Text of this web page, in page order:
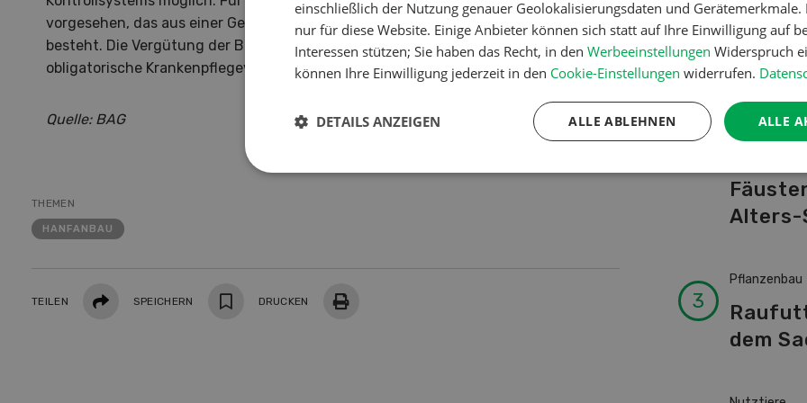
vorgesehen, das aus einer Gewerbebewilligung und Einzellizenzen zum Anbau
besteht. Die Vergütung der Behandlungen auf Cannabisbasis durch die
obligatorische Krankenpflegeversicherung wird separat geprüft.
Quelle: BAG
THEMEN
HANFANBAU
TEILEN Teilen SPEICHERN DRUCKEN
von A-
Alters-
Pflanzenbau
dem
einschließlich der Nutzung genauer Geolokalisierungsdaten und
nur für diese Website. Einige Anbieter können sich statt auf Ihre Einwilligung auf
Interessen stützen; Sie haben das Recht, in den Werbeeinstellungen Widerspruch
können Ihre Einwilligung jederzeit in den Cookie-Einstellungen widerrufen.
ALLE
ALLE ABLEHNEN
DETAILS ANZEIGEN